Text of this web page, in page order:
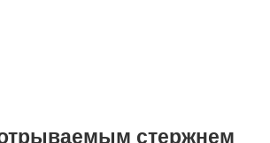
стержнем